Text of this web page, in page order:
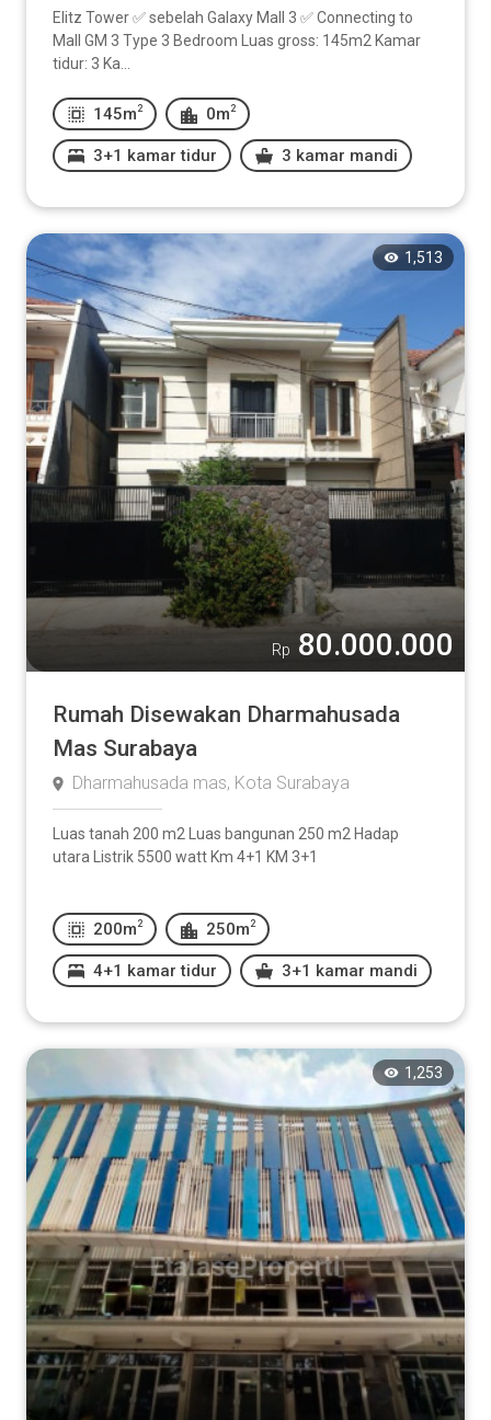
Elitz Tower ✅ sebelah Galaxy Mall 3 ✅ Connecting to
Mall GM 3 Type 3 Bedroom Luas gross: 145m2 Kamar
tidur: 3 Ka...
145m 2 0m 2
3+1 kamar tidur 3 kamar mandi
1,513
Rp 80.000.000
Rumah Disewakan Dharmahusada
Mas Surabaya
Dharmahusada mas, Kota Surabaya
Luas tanah 200 m2 Luas bangunan 250 m2 Hadap
utara Listrik 5500 watt Km 4+1 KM 3+1
200m 2 250m 2
4+1 kamar tidur 3+1 kamar mandi
1,253